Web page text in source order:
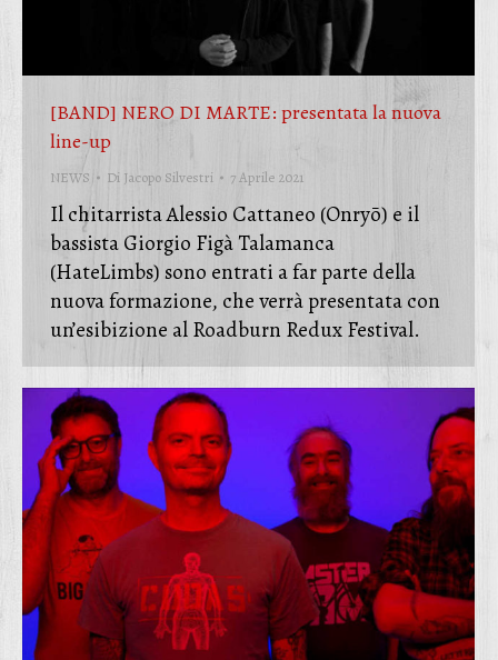
[BAND] NERO DI MARTE: presentata la nuova
line-up
NEWS Di Jacopo Silvestri 7 Aprile 2021
Il chitarrista Alessio Cattaneo (Onryō) e il
bassista Giorgio Figà Talamanca
(HateLimbs) sono entrati a far parte della
nuova formazione, che verrà presentata con
un’esibizione al Roadburn Redux Festival.